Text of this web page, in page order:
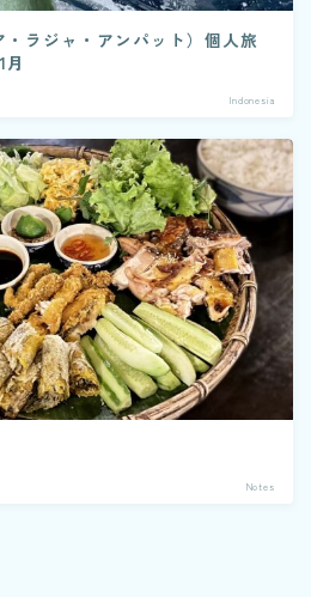
ラジャ・アンパット）個人旅
Indonesia
Notes